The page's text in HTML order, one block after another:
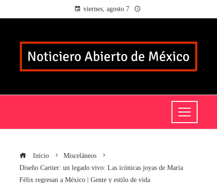
viernes, agosto 7
Inicio
Misceláneos
Diseño Cartier: un legado vivo: Las icónicas joyas de María
Félix regresan a México | Gente y estilo de vida